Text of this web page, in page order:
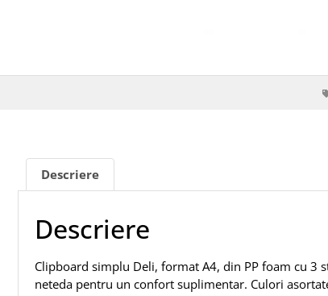
Descriere
Descriere
Clipboard simplu Deli, format A4, din PP foam cu 3
neteda pentru un confort suplimentar. Culori